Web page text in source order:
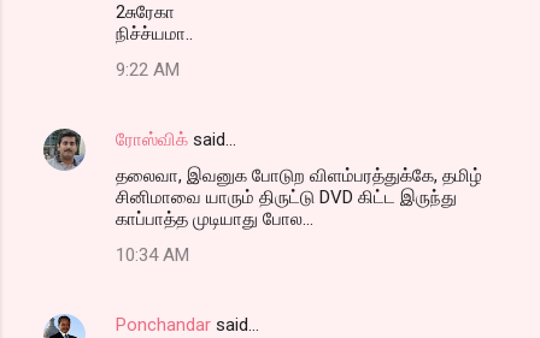
2சுரேகா
நிச்ச்யமா..
9:22 AM
ரோஸ்விக் said…
தலைவா, இவனுக போடுற விளம்பரத்துக்கே, தமிழ்
சினிமாவை யாரும் திருட்டு DVD கிட்ட இருந்து
காப்பாத்த முடியாது போல...
10:34 AM
Ponchandar said…